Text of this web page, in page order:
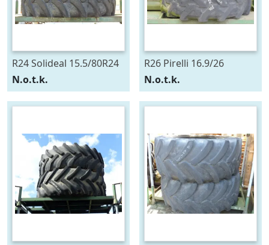
R24 Solideal 15.5/80R24
N.o.t.k.
R26 Pirelli 16.9/26
N.o.t.k.